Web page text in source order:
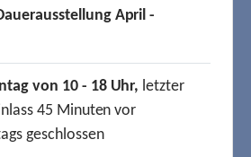
April -
von 10 - 18 Uhr, letzter
45 Minuten vor
geschlossen